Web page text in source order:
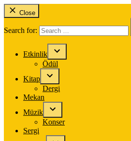
Close
Search for:
Etkinlik
Ödül
Kitap
Dergi
Mekan
Müzik
Konser
Sergi